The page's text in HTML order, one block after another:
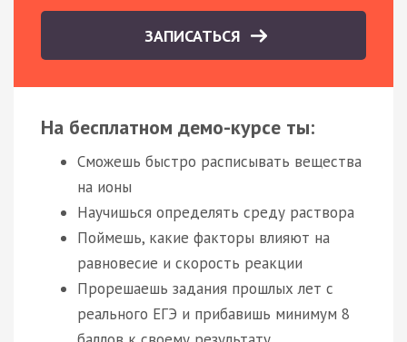
ЗАПИСАТЬСЯ
На бесплатном демо-курсе ты:
Сможешь быстро расписывать вещества
на ионы
Научишься определять среду раствора
Поймешь, какие факторы влияют на
равновесие и скорость реакции
Прорешаешь задания прошлых лет с
реального ЕГЭ и прибавишь минимум 8